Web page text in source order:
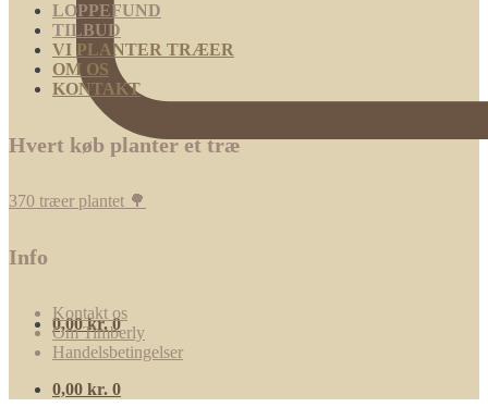
0,00kr. 0
LOPPEFUND
TILBUD
VI PLANTER TRÆER
OM OS
KONTAKT
Hvert køb planter et træ
370 træer plantet 🌳
Info
Kontakt os
Om Timberly
Handelsbetingelser
0,00 kr. 0